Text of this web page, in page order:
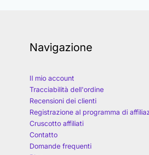
Navigazione
Il mio account
Tracciabilità dell'ordine
Recensioni dei clienti
Registrazione al programma di
Cruscotto affiliati
Contatto
Domande frequenti